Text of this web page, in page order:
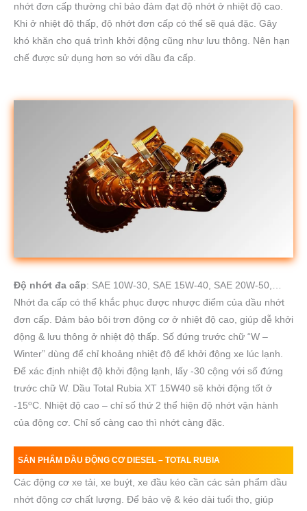
nhớt đơn cấp thường chỉ bảo đảm đạt độ nhớt ở nhiệt độ cao.
Khi ở nhiệt độ thấp, độ nhớt đơn cấp có thể sẽ quá đặc. Gây
khó khăn cho quá trình khởi động cũng như lưu thông. Nên hạn
chế được sử dụng hơn so với dầu đa cấp.
Độ nhớt đa cấp: SAE 10W-30, SAE 15W-40, SAE 20W-50,…
Nhớt đa cấp có thể khắc phục được nhược điểm của dầu nhớt
đơn cấp. Đảm bảo bôi trơn động cơ ở nhiệt độ cao, giúp dễ khởi
động & lưu thông ở nhiệt độ thấp. Số đứng trước chữ “W –
Winter” dùng để chỉ khoảng nhiệt độ để khởi động xe lúc lạnh.
Để xác định nhiệt độ khởi động lạnh, lấy -30 cộng với số đứng
trước chữ W. Dầu Total Rubia XT 15W40 sẽ khởi động tốt ở
-15oC. Nhiệt độ cao – chỉ số thứ 2 thể hiện độ nhớt vận hành
của động cơ. Chỉ số càng cao thì nhớt càng đặc.
SẢN PHẨM DẦU ĐỘNG CƠ DIESEL – TOTAL RUBIA
Các động cơ xe tải, xe buýt, xe đầu kéo cần các sản phẩm dầu
nhớt động cơ chất lượng. Để bảo vệ & kéo dài tuổi thọ, giúp